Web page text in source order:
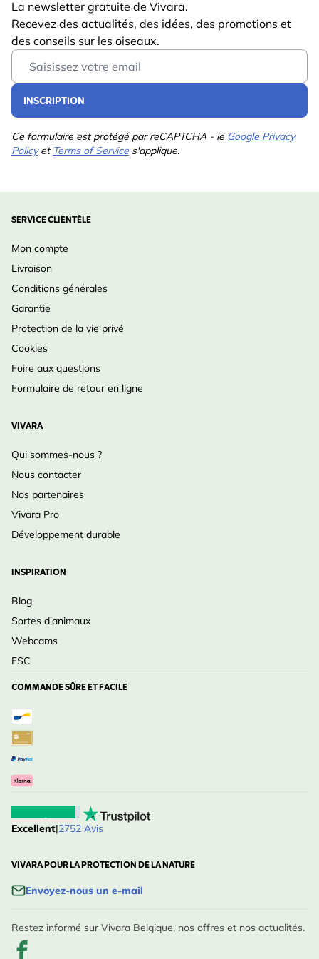
Calories par
100 g
491
Principaux
ingrédients
(Dari rouge), Suif de
tournesol noir, Graines de
tournesol rayées, Cœurs
de tournesol, Millet
Convient
pour
Bénéfique
pour
La newsletter gratuite de Vivara.
Recevez des actualités, des idées, des promotions et
des conseils sur les oiseaux.
Email Address
INSCRIPTION
Ce formulaire est protégé par reCAPTCHA - le Google Privacy
Policyet Terms of Service s'applique.
SERVICE CLIENTÈLE
Mon compte
Livraison
Conditions générales
Garantie
Protection de la vie privé
Cookies
Foire aux questions
Formulaire de retour en ligne
VIVARA
Qui sommes-nous ?
Nous contacter
Nos partenaires
Vivara Pro
Développement durable
INSPIRATION
Blog
Sortes d'animaux
Webcams
FSC
COMMANDE SÛRE ET FACILE
Excellent|2752 Avis
VIVARA POUR LA PROTECTION DE LA NATURE
Envoyez-nous un e-mail
Restez informé sur Vivara Belgique, nos offres et nos actualités.